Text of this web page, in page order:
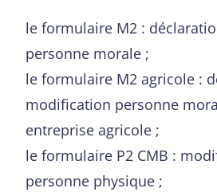
le formulaire M2 :
personne morale ;
le formulaire M2 agricole :
modification personne
entreprise agricole ;
le formulaire P2 CMB :
personne physique ;